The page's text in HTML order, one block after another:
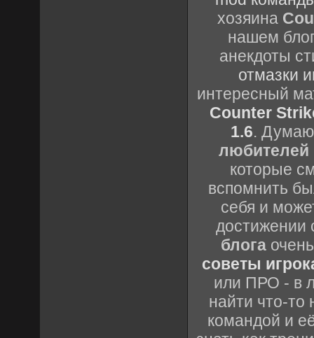
хозяина
нашем
анекдоты
отмазки
интересный
Counter
1.6. Думаю
любителей
которые
вспомнить
себя и
достижении
блога
советы
или ПРО - в
найти что-то
командой и